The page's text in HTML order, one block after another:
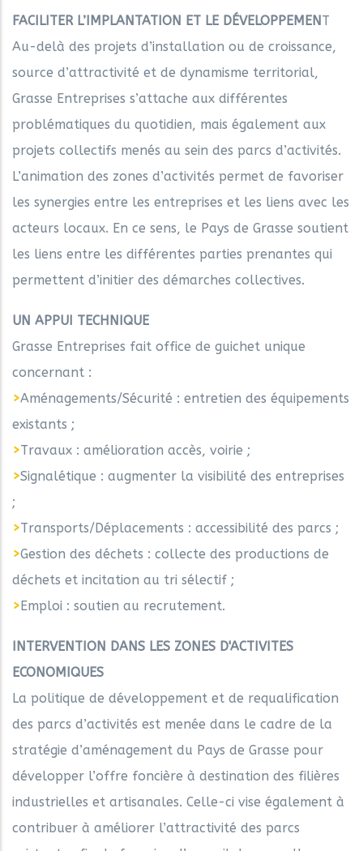
FACILITER L’IMPLANTATION ET LE DÉVELOPPEMENT
Au-delà des projets d’installation ou de croissance,
source d’attractivité et de dynamisme territorial,
Grasse Entreprises s’attache aux différentes
problématiques du quotidien, mais également aux
projets collectifs menés au sein des parcs d’activités.
L’animation des zones d’activités permet de favoriser
les synergies entre les entreprises et les liens avec les
acteurs locaux. En ce sens, le Pays de Grasse soutient
les liens entre les différentes parties prenantes qui
permettent d’initier des démarches collectives.
UN APPUI TECHNIQUE
Grasse Entreprises fait office de guichet unique
concernant :
>Aménagements/Sécurité : entretien des équipements
existants ;
>Travaux : amélioration accès, voirie ;
>Signalétique : augmenter la visibilité des entreprises
;
>Transports/Déplacements : accessibilité des parcs ;
>Gestion des déchets : collecte des productions de
déchets et incitation au tri sélectif ;
>Emploi : soutien au recrutement.
INTERVENTION DANS LES ZONES D'ACTIVITES
ECONOMIQUES
La politique de développement et de requalification
des parcs d’activités est menée dans le cadre de la
stratégie d’aménagement du Pays de Grasse pour
développer l’offre foncière à destination des filières
industrielles et artisanales. Celle-ci vise également à
contribuer à améliorer l’attractivité des parcs